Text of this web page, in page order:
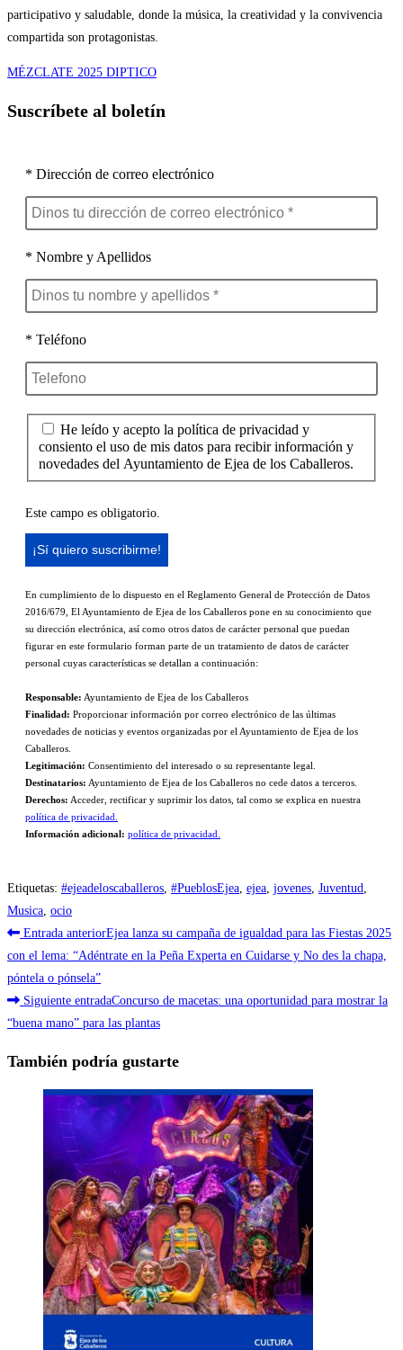
participativo y saludable, donde la música, la creatividad y la convivencia
compartida son protagonistas.
MÉZCLATE 2025 DIPTICO
Suscríbete al boletín
* Dirección de correo electrónico
* Nombre y Apellidos
* Teléfono
He leído y acepto la política de privacidad y
consiento el uso de mis datos para recibir información y
novedades del Ayuntamiento de Ejea de los Caballeros.
Este campo es obligatorio.
En cumplimiento de lo dispuesto en el Reglamento General de Protección de Datos
2016/679, El Ayuntamiento de Ejea de los Caballeros pone en su conocimiento que
su dirección electrónica, así como otros datos de carácter personal que puedan
figurar en este formulario forman parte de un tratamiento de datos de carácter
personal cuyas características se detallan a continuación:
Responsable: Ayuntamiento de Ejea de los Caballeros
Finalidad: Proporcionar información por correo electrónico de las últimas
novedades de noticias y eventos organizadas por el Ayuntamiento de Ejea de los
Caballeros.
Legitimación: Consentimiento del interesado o su representante legal.
Destinatarios: Ayuntamiento de Ejea de los Caballeros no cede datos a terceros.
Derechos: Acceder, rectificar y suprimir los datos, tal como se explica en nuestra
política de privacidad.
Información adicional: política de privacidad.
Etiquetas: #ejeadeloscaballeros #PueblosEjea ejea jovenes Juventud
Musica ocio
Leer
más
artículos
Entrada anteriorEjea lanza su campaña de igualdad para las Fiestas 2025
con el lema: “Adéntrate en la Peña Experta en Cuidarse y No des la chapa,
póntela o pónsela”
Siguiente entradaConcurso de macetas: una oportunidad para mostrar la
“buena mano” para las plantas
También podría gustarte